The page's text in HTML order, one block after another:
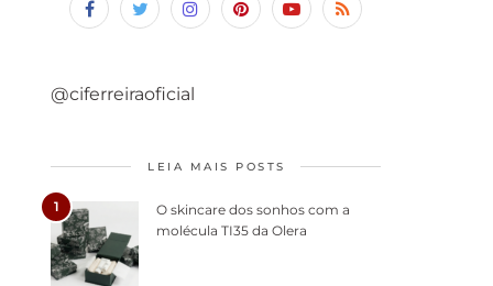
@ciferreiraoficial
LEIA MAIS POSTS
1
O skincare dos sonhos com a
molécula TI35 da Olera